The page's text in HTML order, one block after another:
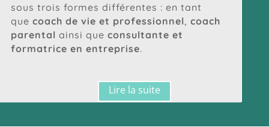
sous trois formes différentes : en tant
que coach de vie et professionnel, coach
parental ainsi que consultante et
formatrice en entreprise.
Lire la suite